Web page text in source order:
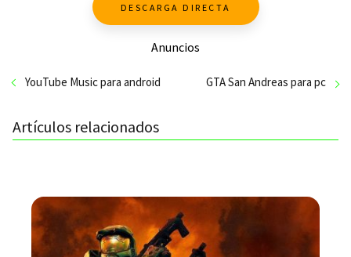
DESCARGA DIRECTA
Anuncios
YouTube Music para android GTA San Andreas para pc
Artículos relacionados